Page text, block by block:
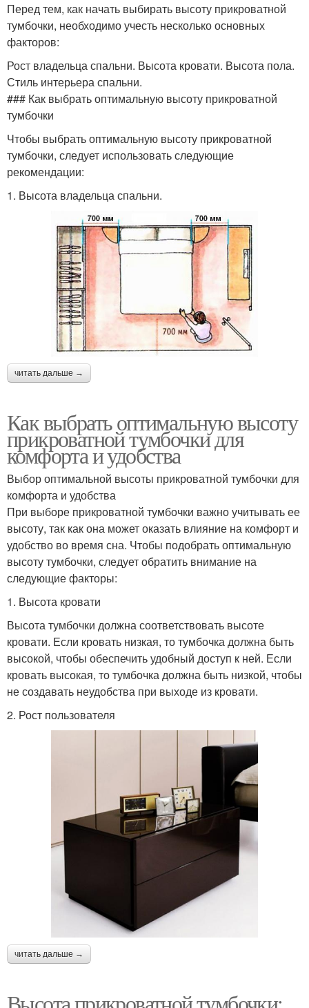
Перед тем, как начать выбирать высоту прикроватной
тумбочки, необходимо учесть несколько основных
факторов:
Рост владельца спальни. Высота кровати. Высота пола.
Стиль интерьера спальни.
### Как выбрать оптимальную высоту прикроватной
тумбочки
Чтобы выбрать оптимальную высоту прикроватной
тумбочки, следует использовать следующие
рекомендации:
1. Высота владельца спальни.
читать дальше →
Как выбрать оптимальную высоту
прикроватной тумбочки для
комфорта и удобства
Выбор оптимальной высоты прикроватной тумбочки для
комфорта и удобства
При выборе прикроватной тумбочки важно учитывать ее
высоту, так как она может оказать влияние на комфорт и
удобство во время сна. Чтобы подобрать оптимальную
высоту тумбочки, следует обратить внимание на
следующие факторы:
1. Высота кровати
Высота тумбочки должна соответствовать высоте
кровати. Если кровать низкая, то тумбочка должна быть
высокой, чтобы обеспечить удобный доступ к ней. Если
кровать высокая, то тумбочка должна быть низкой, чтобы
не создавать неудобства при выходе из кровати.
2. Рост пользователя
читать дальше →